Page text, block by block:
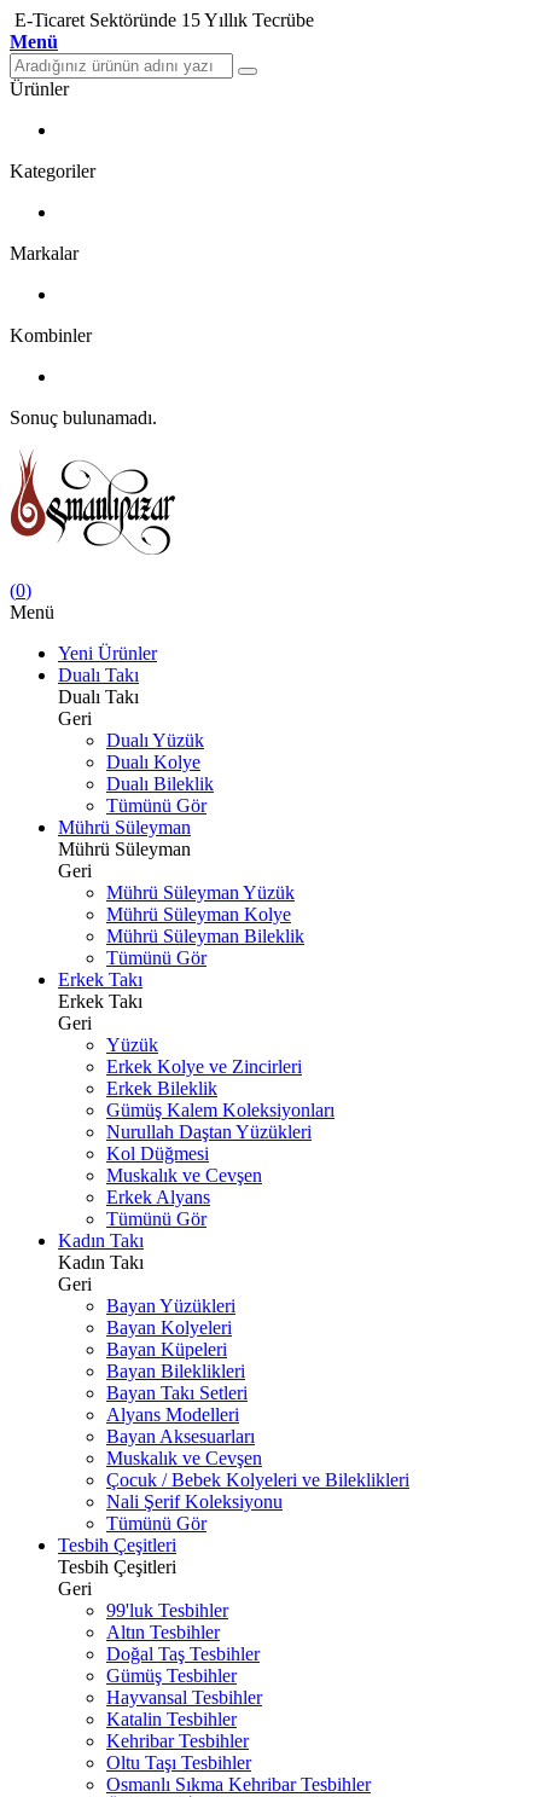
E-Ticaret Sektöründe 15 Yıllık Tecrübe
Menü
Ürünler
Kategoriler
Markalar
Kombinler
Sonuç bulunamadı.
(0)
Menü
Yeni Ürünler
Dualı Takı
Dualı Takı
Geri
Dualı Yüzük
Dualı Kolye
Dualı Bileklik
Tümünü Gör
Mührü Süleyman
Mührü Süleyman
Geri
Mührü Süleyman Yüzük
Mührü Süleyman Kolye
Mührü Süleyman Bileklik
Tümünü Gör
Erkek Takı
Erkek Takı
Geri
Yüzük
Erkek Kolye ve Zincirleri
Erkek Bileklik
Gümüş Kalem Koleksiyonları
Nurullah Daştan Yüzükleri
Kol Düğmesi
Muskalık ve Cevşen
Erkek Alyans
Tümünü Gör
Kadın Takı
Kadın Takı
Geri
Bayan Yüzükleri
Bayan Kolyeleri
Bayan Küpeleri
Bayan Bileklikleri
Bayan Takı Setleri
Alyans Modelleri
Bayan Aksesuarları
Muskalık ve Cevşen
Çocuk / Bebek Kolyeleri ve Bileklikleri
Nali Şerif Koleksiyonu
Tümünü Gör
Tesbih Çeşitleri
Tesbih Çeşitleri
Geri
99'luk Tesbihler
Altın Tesbihler
Doğal Taş Tesbihler
Gümüş Tesbihler
Hayvansal Tesbihler
Katalin Tesbihler
Kehribar Tesbihler
Oltu Taşı Tesbihler
Osmanlı Sıkma Kehribar Tesbihler